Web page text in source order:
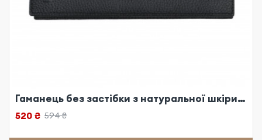
Гаманець без застібки з натуральної шкіри чорний
520 ₴ 594 ₴